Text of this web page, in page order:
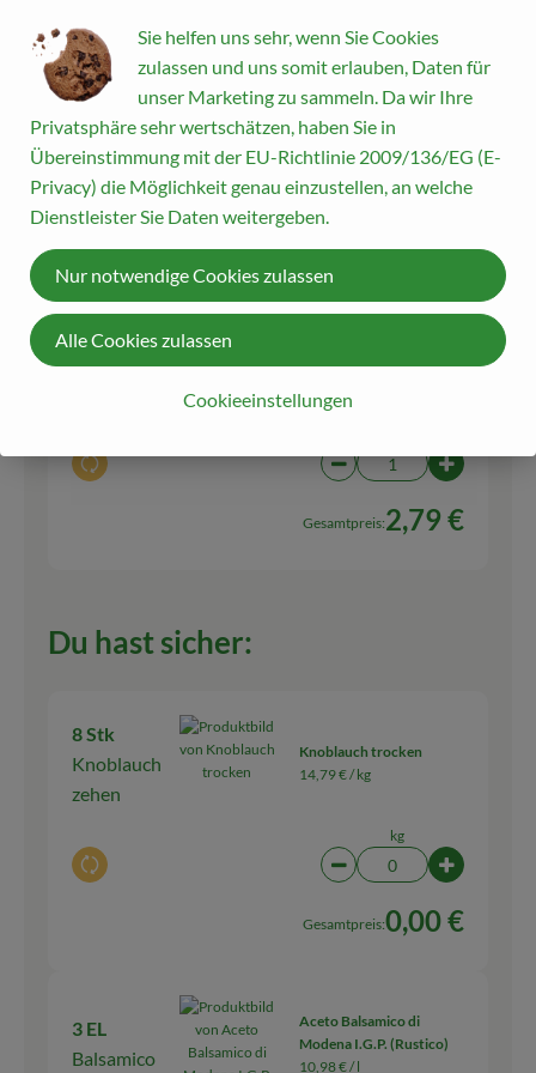
300 ml
Sojacuisine
Auswahl ändern
Bio Soja Cuisine
5,95 € /l
200 ml
Artikelanzahl
1 Bund
Auswahl ändern Artikelanzahl
Gesamtpreis:2,79 €
Du hast sicher:
8 Stk
Knoblauch
zehen
Auswahl ändern
Knoblauch trocken
14,79 € /kg
kg
Artikelanzahl
Gesamtpreis:0,00 €
3 EL
Balsamico
Aceto Balsamico di
Modena I.G.P. (Rustico)
10,98 € /l
Sie helfen uns sehr, wenn Sie Cookies
zulassen und uns somit erlauben, Daten für
unser Marketing zu sammeln. Da wir Ihre
Privatsphäre sehr wertschätzen, haben Sie in
Übereinstimmung mit der EU-Richtlinie 2009/136/EG (E-
Privacy) die Möglichkeit genau einzustellen, an welche
Dienstleister Sie Daten weitergeben.
Cookieeinstellungen
Nur notwendige Cookies zulassen
Alle Cookies zulassen